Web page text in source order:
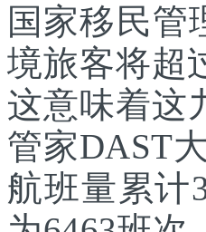
国家移民管
境旅客将超
这意味着这
管家DAST
航班量累计